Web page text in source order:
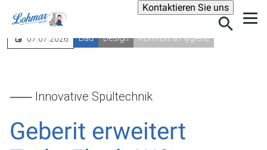
Kontaktieren Sie unsSuche
07.07.2026 Bad Design Komfort & Hygiene
⸺ Innovative Spültechnik
Geberit erweitert